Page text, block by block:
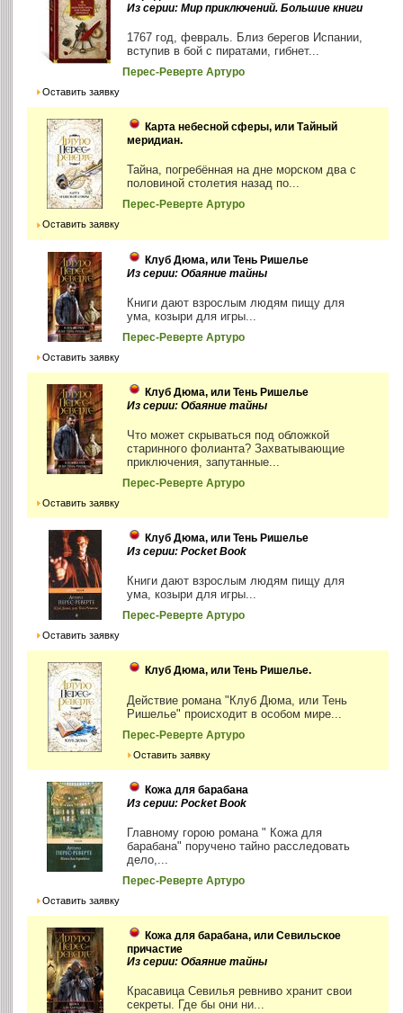
Из серии: Мир приключений. Большие книги
1767 год, февраль. Близ берегов Испании,
вступив в бой с пиратами, гибнет...
Перес-Реверте Артуро
Оставить заявку
Карта небесной сферы, или Тайный
меридиан.
Тайна, погребённая на дне морском два с
половиной столетия назад по...
Перес-Реверте Артуро
Оставить заявку
Клуб Дюма, или Тень Ришелье
Из серии: Обаяние тайны
Книги дают взрослым людям пищу для
ума, козыри для игры...
Перес-Реверте Артуро
Оставить заявку
Клуб Дюма, или Тень Ришелье
Из серии: Обаяние тайны
Что может скрываться под обложкой
старинного фолианта? Захватывающие
приключения, запутанные...
Перес-Реверте Артуро
Оставить заявку
Клуб Дюма, или Тень Ришелье
Из серии: Pocket Book
Книги дают взрослым людям пищу для
ума, козыри для игры...
Перес-Реверте Артуро
Оставить заявку
Клуб Дюма, или Тень Ришелье.
Действие романа "Клуб Дюма, или Тень
Ришелье" происходит в особом мире...
Перес-Реверте Артуро
Оставить заявку
Кожа для барабана
Из серии: Pocket Book
Главному горою романа " Кожа для
барабана" поручено тайно расследовать
дело,...
Перес-Реверте Артуро
Оставить заявку
Кожа для барабана, или Севильское
причастие
Из серии: Обаяние тайны
Красавица Севилья ревниво хранит свои
секреты. Где бы они ни...